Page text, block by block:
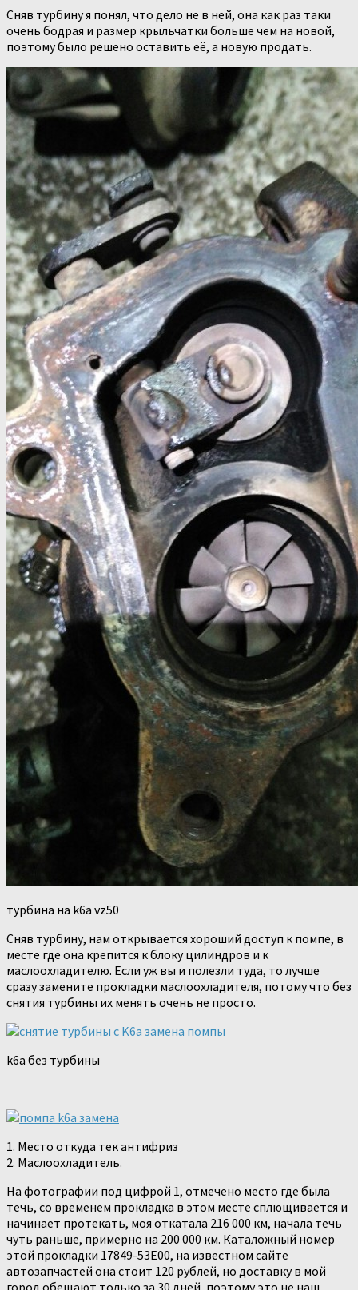
Сняв турбину я понял, что дело не в ней, она как раз таки
очень бодрая и размер крыльчатки больше чем на новой,
поэтому было решено оставить её, а новую продать.
турбина на k6a vz50
Сняв турбину, нам открывается хороший доступ к помпе, в
месте где она крепится к блоку цилиндров и к
маслоохладителю. Если уж вы и полезли туда, то лучше
сразу замените прокладки маслоохладителя, потому что без
снятия турбины их менять очень не просто.
k6a без турбины
1. Место откуда тек антифриз
2. Маслоохладитель.
На фотографии под цифрой 1, отмечено место где была
течь, со временем прокладка в этом месте сплющивается и
начинает протекать, моя откатала 216 000 км, начала течь
чуть раньше, примерно на 200 000 км. Каталожный номер
этой прокладки 17849-53E00, на известном сайте
автозапчастей она стоит 120 рублей, но доставку в мой